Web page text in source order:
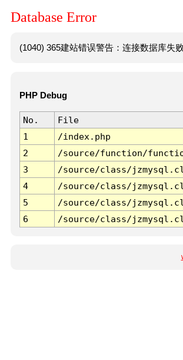
Database Error
(1040) 365建站错误警告：连接数据库失
PHP Debug
No. File
1
/index.php
2
/source/function/
3
/source/class/
4
/source/class/
5
/source/class/
6
/source/class/